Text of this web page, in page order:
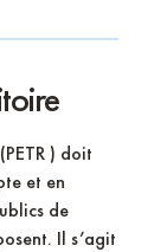
) doit
et en
de
Il s’agit